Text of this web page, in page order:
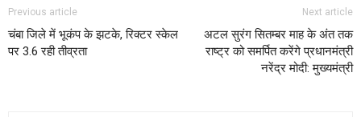
Previous article
चंबा जिले में भूकंप के झटके, रिक्टर स्केल
पर 3.6 रही तीव्रता
Next article
अटल सुरंग सितम्बर माह के अंत तक
राष्ट्र को समर्पित करेंगे प्रधानमंत्री
नरेंद्र मोदी: मुख्यमंत्री